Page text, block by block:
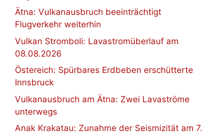
Ätna: Vulkanausbruch beeinträchtigt
Flugverkehr weiterhin
Vulkan Stromboli: Lavastromüberlauf am
08.08.2026
Östereich: Spürbares Erdbeben erschütterte
Innsbruck
Vulkanausbruch am Ätna: Zwei Lavaströme
unterwegs
Anak Krakatau: Zunahme der Seismizität am 7.